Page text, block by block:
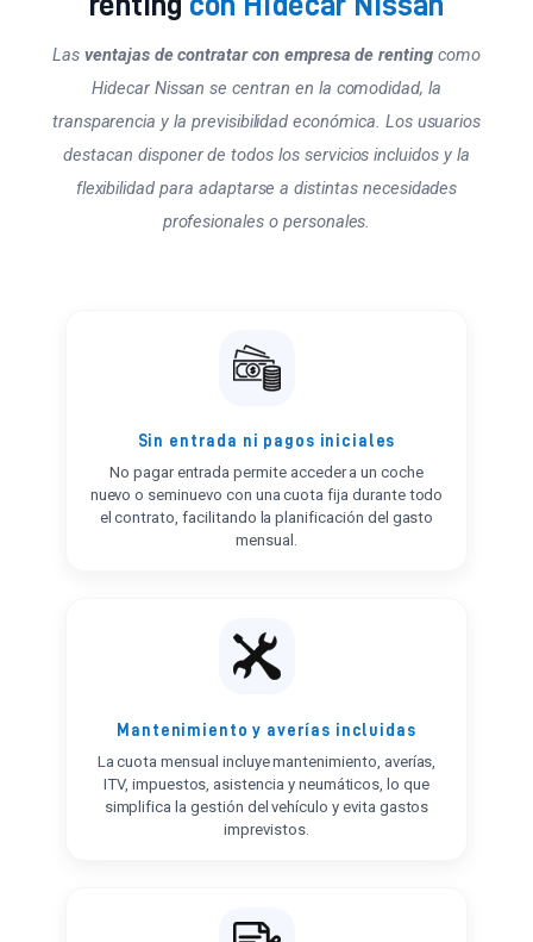
Las ventajas de contratar con empresa de renting como
Hidecar Nissan se centran en la comodidad, la
transparencia y la previsibilidad económica. Los usuarios
destacan disponer de todos los servicios incluidos y la
flexibilidad para adaptarse a distintas necesidades
profesionales o personales.
Sin entrada ni pagos iniciales
No pagar entrada permite acceder a un coche
nuevo o seminuevo con una cuota fija durante todo
el contrato, facilitando la planificación del gasto
mensual.
Mantenimiento y averías incluidas
La cuota mensual incluye mantenimiento, averías,
ITV, impuestos, asistencia y neumáticos, lo que
simplifica la gestión del vehículo y evita gastos
imprevistos.